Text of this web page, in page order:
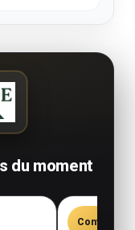
du moment
Confort